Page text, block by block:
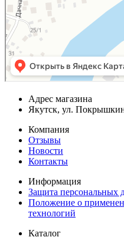
Адрес магазина
Якутск, ул.
Компания
Отзывы
Новости
Контакты
Информация
Защита персональных
Положение о
технологий
Каталог